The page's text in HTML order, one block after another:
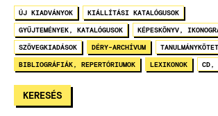
ÚJ KIADVÁNYOK KIÁLLÍTÁSI KATALÓGUSOK
GYŰJTEMÉNYEK, KATALÓGUSOK KÉPESKÖNYV,
SZÖVEGKIADÁSOK DÉRY-ARCHÍVUM
BIBLIOGRÁFIÁK, REPERTÓRIUMOK LEXIKONOK CD,